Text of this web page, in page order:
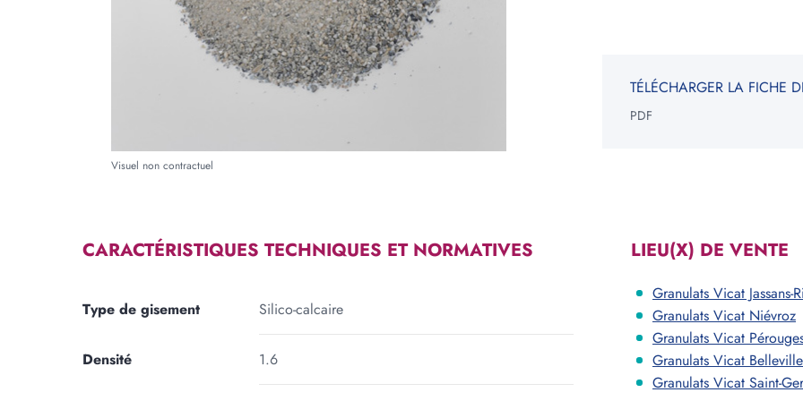
Visuel non contractuel
TÉLÉCHARGER LA FICHE
PDF
CARACTÉRISTIQUES TECHNIQUES ET NORMATIVES
Type de gisement Silico-calcaire
Densité 1.6
LIEU(X) DE VENTE
Granulats Vicat Jassans-
Granulats Vicat Niévroz
Granulats Vicat
Granulats Vicat
Granulats Vicat Saint-
RECTANGLE TRIANGLE
Voir les carrières près de chez moi Consulter notre offre produits